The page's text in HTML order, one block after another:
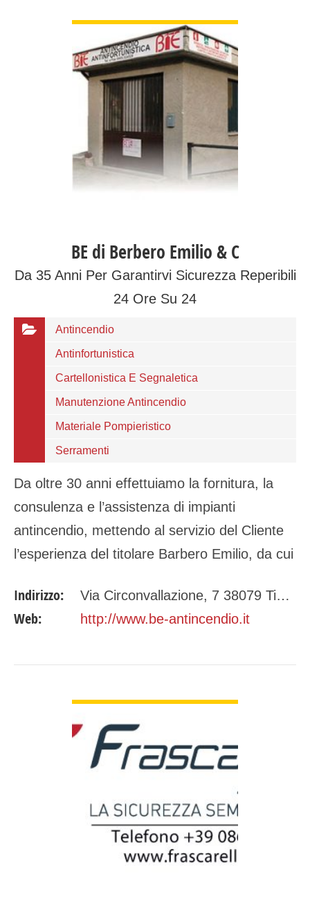
BE di Berbero Emilio & C
Da 35 Anni Per Garantirvi Sicurezza Reperibili
24 Ore Su 24
Antincendio
Antinfortunistica
Cartellonistica E Segnaletica
Manutenzione Antincendio
Materiale Pompieristico
Serramenti
Da oltre 30 anni effettuiamo la fornitura, la
consulenza e l’assistenza di impianti
antincendio, mettendo al servizio del Cliente
l’esperienza del titolare Barbero Emilio, da cui
professionalità di…
Indirizzo: Via Circonvallazione, 7 38079 Tione di Trento (TN)
Web: http://www.be-antincendio.it